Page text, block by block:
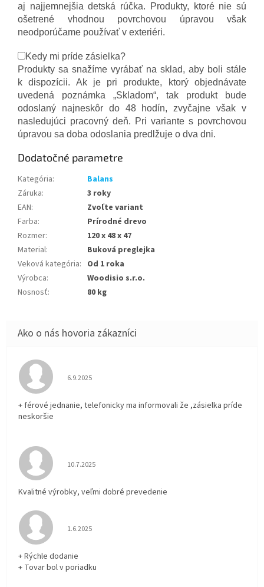
aj najjemnejšia detská rúčka. Produkty, ktoré nie sú
ošetrené vhodnou povrchovou úpravou však
neodporúčame používať v exteriéri.
Kedy mi príde zásielka?
Produkty sa snažíme vyrábať na sklad, aby boli stále
k dispozícii. Ak je pri produkte, ktorý objednávate
uvedená poznámka „Skladom“, tak produkt bude
odoslaný najneskôr do 48 hodín, zvyčajne však v
nasledujúci pracovný deň. Pri variante s povrchovou
úpravou sa doba odoslania predlžuje o dva dni.
Dodatočné parametre
Kategória:
Balans
Záruka:
3 roky
EAN:
Zvoľte variant
Farba:
Prírodné drevo
Rozmer:
120 x 48 x 47
Material:
Buková preglejka
Veková kategória: Od 1 roka
Výrobca:
Woodisio s.r.o.
Nosnosť: 80 kg
Hodnotenie obchodu je 5 z 5 hviezdičiek.
6.9.2025
+ férové jednanie, telefonicky ma informovali že ,zásielka príde
neskoršie
Hodnotenie obchodu je 5 z 5 hviezdičiek.
10.7.2025
Kvalitné výrobky, veľmi dobré prevedenie
Hodnotenie obchodu je 5 z 5 hviezdičiek.
1.6.2025
+ Rýchle dodanie
+ Tovar bol v poriadku